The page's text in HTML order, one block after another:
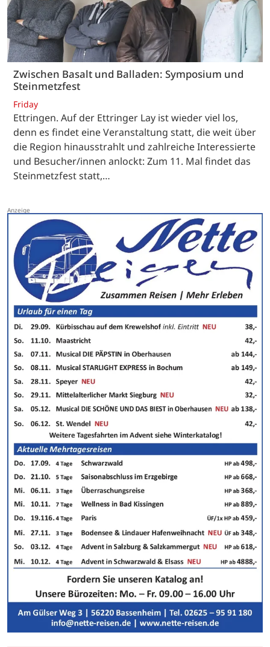
Zwischen Basalt und Balladen: Symposium und
Steinmetzfest
Friday
Ettringen. Auf der Ettringer Lay ist wieder viel los,
denn es findet eine Veranstaltung statt, die weit über
die Region hinausstrahlt und zahlreiche Interessierte
und Besucher/innen anlockt: Zum 11. Mal findet das
Steinmetzfest statt,…